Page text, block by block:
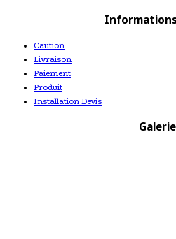
Caution
Livraison
Paiement
Produit
Installation Devis
Galerie